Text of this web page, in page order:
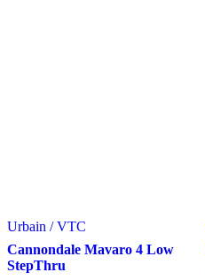
Urbain / VTC
Cannondale Mavaro 4 Low
StepThru